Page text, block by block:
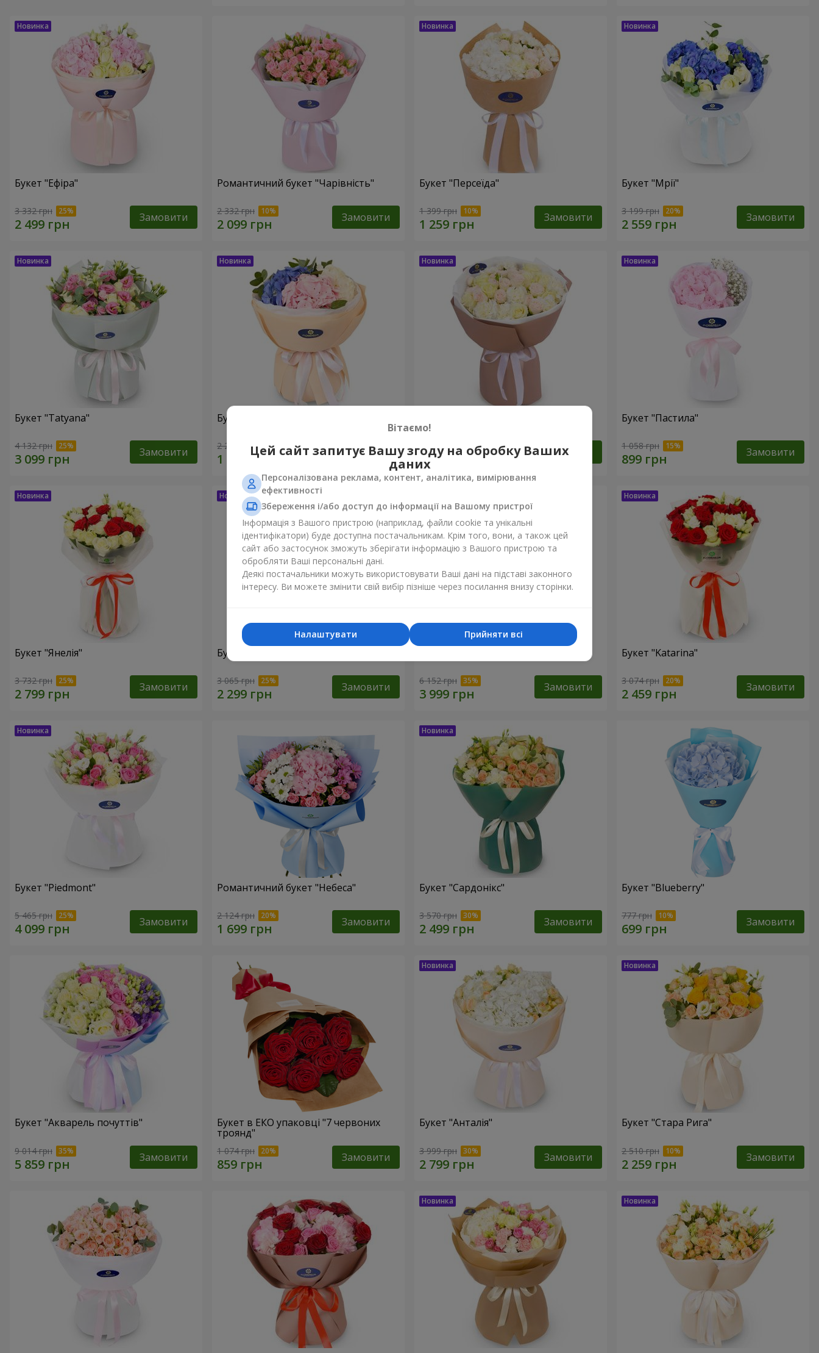
Букет "Ефіра"
3 332 грн Замовити
Романтичний букет "Чарівність"
2 332 грн Замовити
Букет "Персеїда"
1 399 грн Замовити
Букет "Мрії"
3 199 грн Замовити
Букет "Tatyana"
4 132 грн Замовити
Букет "Хмара почуттів"
2 265 грн Замовити 2 499 грн Замовити
Букет "Пастила"
1 058 грн Замовити
Букет "Янелія"
3 732 грн Замовити
Букет "Щирість"
3 065 грн Замовити 6 152 грн Замовити
Букет "Katarina"
3 074 грн Замовити
Букет "Piedmont"
5 465 грн Замовити
Романтичний букет "Небеса"
2 124 грн Замовити
Букет "Сардонікс"
3 570 грн Замовити
Букет "Blueberry"
777 грн Замовити
Букет "Акварель почуттів"
9 014 грн Замовити
Букет в ЕКО упаковці "7 червоних
троянд"
1 074 грн Замовити
Букет "Анталія"
3 999 грн Замовити
Букет "Стара Рига"
2 510 грн Замовити
Вітаємо!
Цей сайт запитує Вашу згоду на обробку Ваших
даних
Персоналізована реклама, контент, аналітика, вимірювання
ефективності
Збереження і/або доступ до інформації на Вашому пристрої
Інформація з Вашого пристрою (наприклад, файли cookie та унікальні
ідентифікатори) буде доступна постачальникам. Крім того, вони, а також цей
сайт або застосунок зможуть зберігати інформацію з Вашого пристрою та
обробляти Ваші персональні дані.
Деякі постачальники можуть використовувати Ваші дані на підставі законного
інтересу. Ви можете змінити свій вибір пізніше через посилання внизу сторінки.
Прийняти всі
Налаштувати